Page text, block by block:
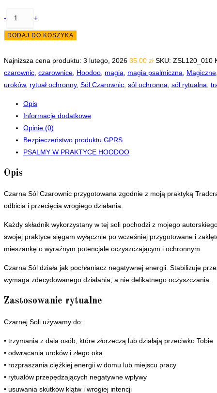
ilość
Sól
do
rytuałów
-
ml
- +
DODAJ DO KOSZYKA
Najniższa cena produktu: 3 lutego, 2026 35.00 zł SKU: ZSL120_010
czarownic, czarownice, Hoodoo, magia, magia psalmiczna, Magiczne
uroków, rytuał ochronny, Sól Czarownic, sól ochronna, sól rytualna,
Opis
Informacje dodatkowe
Opinie (0)
Bezpieczeństwo produktu GPRS
PSALMY W PRAKTYCE HOODOO
Opis
Czarna Sól Czarownic przygotowana zgodnie z moją praktyką
odbicia i przecięcia wrogiego działania.
Każdy składnik wykorzystany w tej soli pochodzi z mojego
swojej praktyce sięgam wyłącznie po wcześniej przygotowane i
mieszankę o wyraźnym potencjale oczyszczającym i ochronnym.
Czarna Sól działa jak pochłaniacz negatywnej energii. Stabilizuje
wymaga zdecydowanego działania, a nie delikatnego oczyszczania.
Zastosowanie rytualne
Czarnej Soli używamy do:
• trzymania z dala osób, które złorzeczą lub działają przeciwko Tobie
• odwracania uroków i złego oka
• rozpraszania ciężkiej energii w domu lub miejscu pracy
• rytuałów przepędzających negatywne wpływy
• usuwania skutków klątw i wrogiej intencji